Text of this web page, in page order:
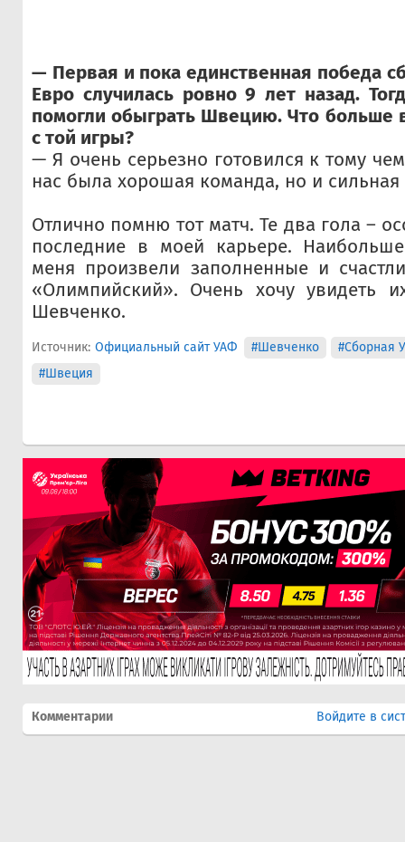
— Первая и пока единственная победа
Евро случилась ровно 9 лет назад.
помогли обыграть Швецию. Что больше
с той игры?
— Я очень серьезно готовился к тому
нас была хорошая команда, но и сильная
Отлично помню тот матч. Те два гола –
последние в моей карьере.
меня произвели заполненные и
«Олимпийский». Очень хочу увидеть
Шевченко.
Источник: Официальный сайт УАФ #Шевченко
#Сборная
#Швеция
Комментарии Войдите в